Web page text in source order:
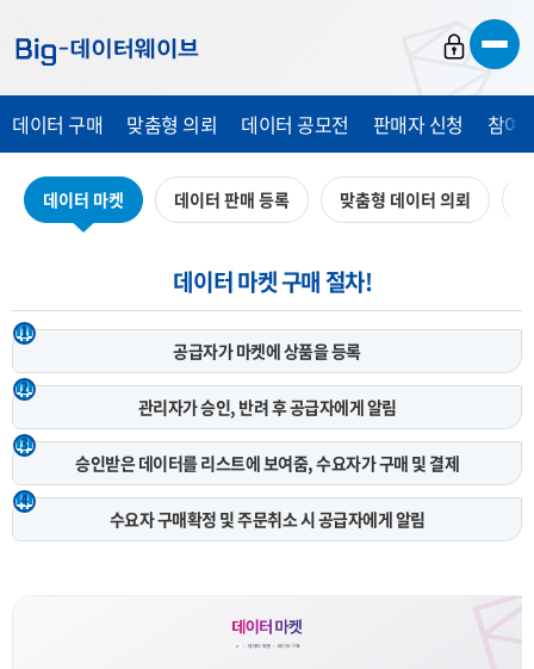
가
가
가
데이터 구매 맞춤형 의뢰 데이터 공모전 판매자 신청 참여
데이터 마켓 데이터 판매 등록 맞춤형 데이터 의뢰
데이터 마켓 구매 절차!
1
공급자가 마켓에상품을 등록
2
관리자가 승인, 반려 후공급자에게 알림
3
승인받은 데이터를 리스트에 보여줌,수요자가 구매 및 결제
4
수요자 구매확정 및 주문취소 시공급자에게 알림